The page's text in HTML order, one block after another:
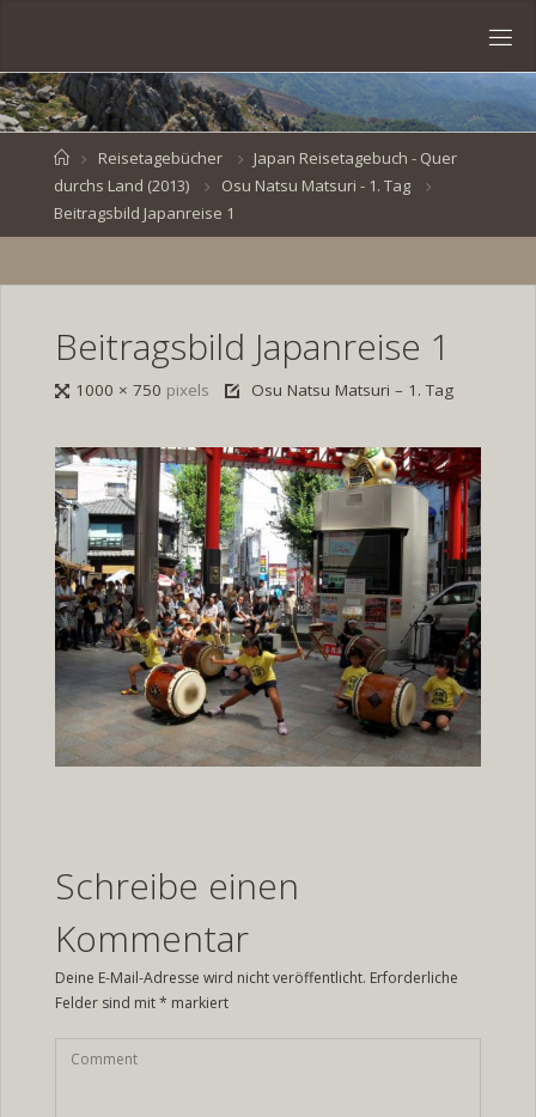
content
VEN
BR
DE
HomeReisetagebücher
Japan Reisetagebuch - Quer
durchs Land (2013)
Osu Natsu Matsuri - 1. Tag
Beitragsbild Japanreise 1
Beitragsbild Japanreise 1
Full1000 × 750 pixels Osu Natsu Matsuri – 1. Tag
Schreibe einen
Kommentar
Deine E-Mail-Adresse wird nicht veröffentlicht. Erforderliche
Felder sind mit* markiert